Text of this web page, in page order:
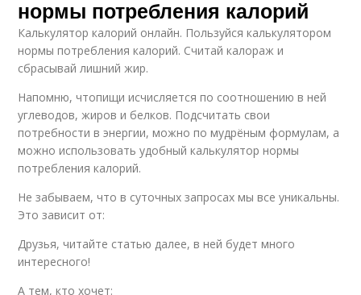
нормы потребления калорий
Калькулятор калорий онлайн. Пользуйся калькулятором
нормы потребления калорий. Считай калораж и
сбрасывай лишний жир.
Напомню, чтопищи исчисляется по соотношению в ней
углеводов, жиров и белков. Подсчитать свои
потребности в энергии, можно по мудрёным формулам, а
можно использовать удобный калькулятор нормы
потребления калорий.
Не забываем, что в суточных запросах мы все уникальны.
Это зависит от:
Друзья, читайте статью далее, в ней будет много
интересного!
А тем, кто хочет: